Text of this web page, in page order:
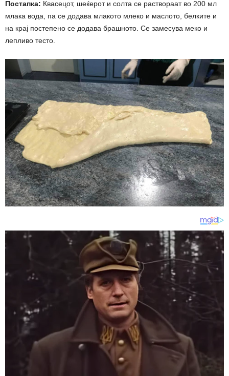
Постапка: Квасецот, шеќерот и солта се раствораат во 200 мл
млака вода, па се додава млакото млеко и маслото, белките и
на крај постепено се додава брашното. Се замесува меко и
лепливо тесто.